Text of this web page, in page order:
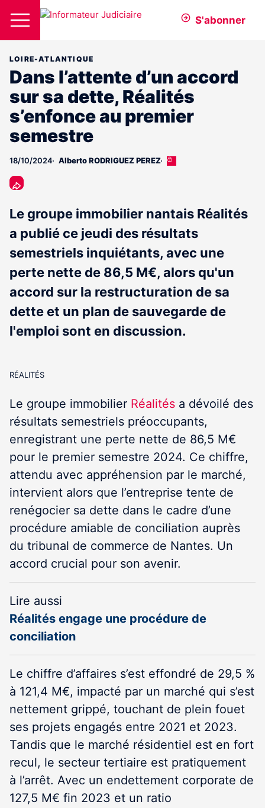
S'abonner
LOIRE-ATLANTIQUE
Dans l’attente d’un accord
sur sa dette, Réalités
s’enfonce au premier
semestre
18/10/2024 Alberto RODRIGUEZ PEREZ
Cet
abonnés
Le groupe immobilier nantais Réalités
a publié ce jeudi des résultats
semestriels inquiétants, avec une
perte nette de 86,5 M€, alors qu'un
accord sur la restructuration de sa
dette et un plan de sauvegarde de
l'emploi sont en discussion.
RÉALITÉS
Le groupe immobilier Réalités a dévoilé des
résultats semestriels préoccupants,
enregistrant une perte nette de 86,5 M€
pour le premier semestre 2024. Ce chiffre,
attendu avec appréhension par le marché,
intervient alors que l’entreprise tente de
renégocier sa dette dans le cadre d’une
procédure amiable de conciliation auprès
du tribunal de commerce de Nantes. Un
accord crucial pour son avenir.
Lire aussi
Réalités engage une procédure de
conciliation
Le chiffre d’affaires s’est effondré de 29,5 %
à 121,4 M€, impacté par un marché qui s’est
nettement grippé, touchant de plein fouet
ses projets engagés entre 2021 et 2023.
Tandis que le marché résidentiel est en fort
recul, le secteur tertiaire est pratiquement
à l’arrêt. Avec un endettement corporate de
127,5 M€ fin 2023 et un ratio